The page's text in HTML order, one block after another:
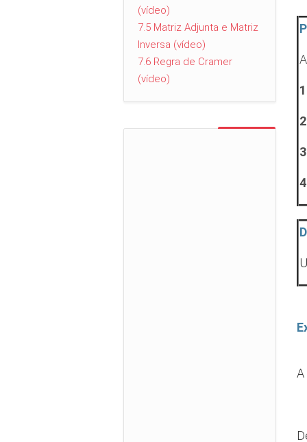
(vídeo)
7.5 Matriz Adjunta e Matriz
Inversa (vídeo)
7.6 Regra de Cramer
(vídeo)